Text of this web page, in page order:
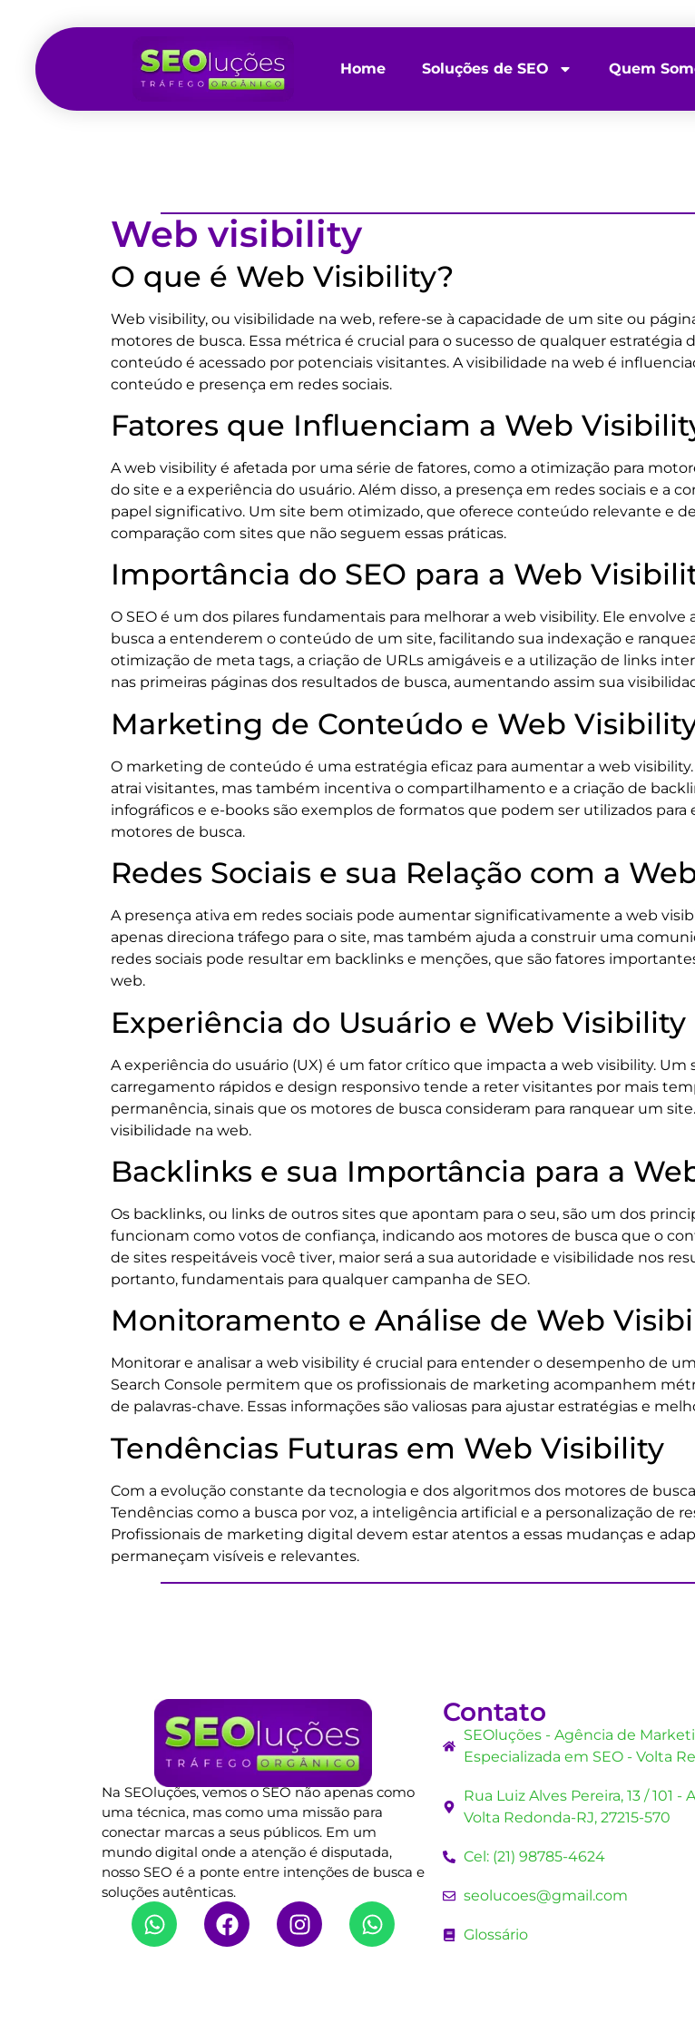
Home Soluções de SEO Quem
Web visibility
O que é Web Visibility?
Web visibility, ou visibilidade na web, refere-se à capacidade de um site ou
motores de busca. Essa métrica é crucial para o sucesso de qualquer
conteúdo é acessado por potenciais visitantes. A visibilidade na web é
conteúdo e presença em redes sociais.
Fatores que Influenciam a Web
A web visibility é afetada por uma série de fatores, como a otimização para
do site e a experiência do usuário. Além disso, a presença em redes sociais e
papel significativo. Um site bem otimizado, que oferece conteúdo relevante e
comparação com sites que não seguem essas práticas.
Importância do SEO para a Web
O SEO é um dos pilares fundamentais para melhorar a web visibility. Ele
busca a entenderem o conteúdo de um site, facilitando sua indexação e
otimização de meta tags, a criação de URLs amigáveis e a utilização de links
nas primeiras páginas dos resultados de busca, aumentando assim sua
Marketing de Conteúdo e Web
O marketing de conteúdo é uma estratégia eficaz para aumentar a web
atrai visitantes, mas também incentiva o compartilhamento e a criação de
infográficos e e-books são exemplos de formatos que podem ser utilizados
motores de busca.
Redes Sociais e sua Relação com a
A presença ativa em redes sociais pode aumentar significativamente a web
apenas direciona tráfego para o site, mas também ajuda a construir uma
redes sociais pode resultar em backlinks e menções, que são fatores
web.
Experiência do Usuário e Web Visibility
A experiência do usuário (UX) é um fator crítico que impacta a web visibility.
carregamento rápidos e design responsivo tende a reter visitantes por mais
permanência, sinais que os motores de busca consideram para ranquear um
visibilidade na web.
Backlinks e sua Importância para a
Os backlinks, ou links de outros sites que apontam para o seu, são um dos
funcionam como votos de confiança, indicando aos motores de busca que o
de sites respeitáveis você tiver, maior será a sua autoridade e visibilidade nos
portanto, fundamentais para qualquer campanha de SEO.
Monitoramento e Análise de Web
Monitorar e analisar a web visibility é crucial para entender o desempenho de
Search Console permitem que os profissionais de marketing acompanhem
de palavras-chave. Essas informações são valiosas para ajustar estratégias e
Tendências Futuras em Web Visibility
Com a evolução constante da tecnologia e dos algoritmos dos motores de
Tendências como a busca por voz, a inteligência artificial e a personalização de
Profissionais de marketing digital devem estar atentos a essas mudanças e
permaneçam visíveis e relevantes.
Na SEOluções, vemos o SEO não apenas como
uma técnica, mas como uma missão para
conectar marcas a seus públicos. Em um
mundo digital onde a atenção é disputada,
nosso SEO é a ponte entre intenções de busca e
soluções autênticas.
Contato
SEOluções - Agência de
Especializada em SEO - Volta
Rua Luiz Alves Pereira, 13 / 101 -
Volta Redonda-RJ, 27215-570
Cel: (21) 98785-4624
seolucoes@gmail.com
Glossário